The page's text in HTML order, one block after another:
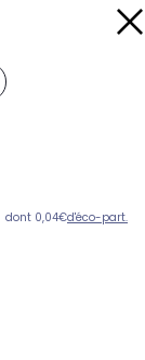
dont 0,04€d'éco-part.